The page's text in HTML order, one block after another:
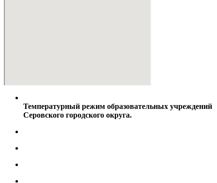
Температурный режим образовательных учреждений
Серовского городского округа.